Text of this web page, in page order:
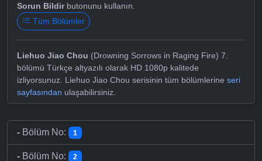
Sorun Bildirbutonunu kullanın.
Tüm Bölümler
Liehuo Jiao Chou (Drowning Sorrows in Raging Fire) 7.
bölümü Türkçe altyazılı olarak HD 1080p kalitede
izliyorsunuz. Liehuo Jiao Chou serisinin tüm bölümlerine seri
sayfasından ulaşabilirsiniz.
- Bölüm No: 1
- Bölüm No: 2